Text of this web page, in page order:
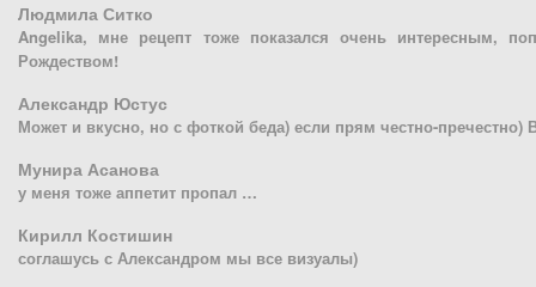
Людмила Ситко
Angelika, мне рецепт тоже показался очень интересным,
Рождеством!
Александр Юстус
Может и вкусно, но с фоткой беда) если прям честно-
Мунира Асанова
у меня тоже аппетит пропал …
Кирилл Костишин
соглашусь с Александром мы все визуалы)